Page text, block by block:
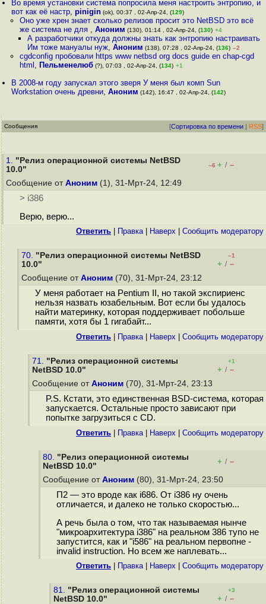
Во время установки система попросила меня настроить энтропию, и
вот как её настр,pinigin (ok), 00:37 , 02-Апр-24, (129)
Оно уже хрен знает сколько релизов просит это NetBSD это всё
же система не для , Аноним (130), 01:14 , 02-Апр-24, (130) +4
А разработчики откуда должны знать как энтропию настраивать
Им тоже мануалы нуж, Аноним (138), 07:28 , 02-Апр-24, (136) –2
cgdconfig пробовали https www netbsd org docs guide en chap-cgd
html , Пельменелюб(?), 07:03 , 02-Апр-24, (134) +1
В 2008-м году запускал этого зверя У меня был комп Sun
Workstation очень древни,Аноним (142), 16:47 , 02-Апр-24, (142)
Сообщения [Сортировка по времени | RSS]
1. "Релиз операционной системы NetBSD
10.0"
–6 + / –
Сообщение от Аноним (1), 31-Мрт-24, 12:49
> i386
Верю, верю...
Ответить Правка| Наверх Cообщить модератору
70. "Релиз операционной системы NetBSD
10.0"
–1
+ / –
Сообщение от Аноним (70), 31-Мрт-24, 23:12
У меня работает на Pentium II, но такой экспириенс
нельзя назвать юзабельным. Вот если бы удалось
найти материнку, которая поддерживает побольше
памяти, хотя бы 1 гигабайт...
Ответить Правка| Наверх Cообщить модератору
71. "Релиз операционной системы
NetBSD 10.0"
+1
+ / –
Сообщение от Аноним (70), 31-Мрт-24, 23:13
P.S. Кстати, это единственная BSD-система, которая
запускается. Остальные просто зависают при
попытке загрузиться с CD.
Ответить Правка| Наверх Cообщить модератору
80. "Релиз операционной системы
NetBSD 10.0"
+ / –
Сообщение от Аноним (80), 31-Мрт-24, 23:50
П2 — это вроде как i686. От i386 ну очень
отличается, и далеко не только скоростью...
А речь была о том, что так называемая нынче
"микроархитектура i386" на реальном 386 тупо не
запустится, как и "i586" на реальном первопне -
invalid instruction. Но всем же наплевать...
Ответить Правка| Наверх Cообщить модератору
81. "Релиз операционной системы
NetBSD 10.0"
+3
+ / –